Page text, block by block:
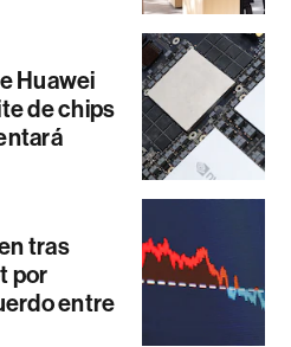
Huawei
de chips
tras
por
entre